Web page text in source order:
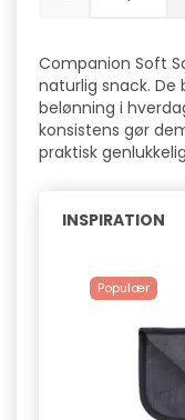
Companion Soft
naturlig snack. De
belønning i
konsistens gør
praktisk
INSPIRATION
Populær